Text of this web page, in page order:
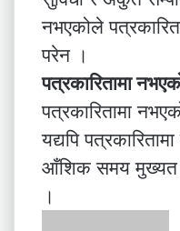
नभएकोले
परेन ।
पत्रकारितामा
पत्रकारितामा
यद्यपि
आँशिक समय मुख्यत
।